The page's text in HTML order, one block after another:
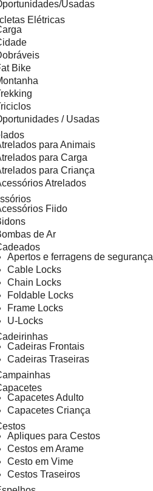
Usadas
Elétricas
Bike
/ Usadas
para Animais
para Carga
para Criança
Atrelados
Fiido
de Ar
Apertos e ferragens de segurança
Cable Locks
Chain Locks
Foldable Locks
Frame Locks
U-Locks
Cadeiras Frontais
Cadeiras Traseiras
Capacetes Adulto
Capacetes Criança
Apliques para Cestos
Cestos em Arame
Cesto em Vime
Cestos Traseiros